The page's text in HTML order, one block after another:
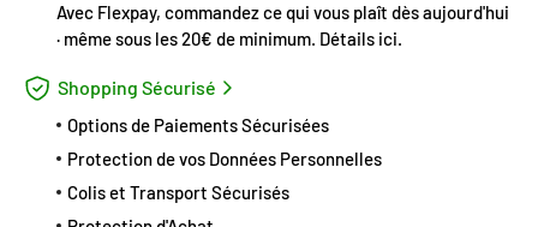
Avec Flexpay, commandez ce qui vous plaît dès aujourd'hui
· même sous les 20€ de minimum. Détails ici.
Shopping Sécurisé
Options de Paiements Sécurisées
Protection de vos Données Personnelles
Colis et Transport Sécurisés